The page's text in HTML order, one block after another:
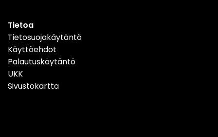
Tietoa
Tietosuojakäytäntö
Käyttöehdot
Palautuskäytäntö
UKK
Sivustokartta